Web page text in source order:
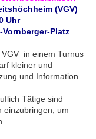
(VGV)
Uhr
Platz
in einem Turnus
kleiner und
und Information
Tätige sind
einzubringen, um